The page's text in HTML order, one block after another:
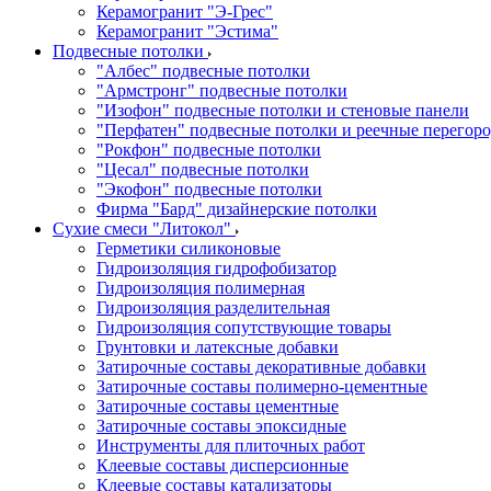
Керамогранит "Э-Грес"
Керамогранит "Эстима"
Подвесные потолки
"Албес" подвесные потолки
"Армстронг" подвесные потолки
"Изофон" подвесные потолки и стеновые панели
"Перфатен" подвесные потолки и реечные
"Рокфон" подвесные потолки
"Цесал" подвесные потолки
"Экофон" подвесные потолки
Фирма "Бард" дизайнерские потолки
Сухие смеси "Литокол"
Герметики силиконовые
Гидроизоляция гидрофобизатор
Гидроизоляция полимерная
Гидроизоляция разделительная
Гидроизоляция сопутствующие товары
Грунтовки и латексные добавки
Затирочные составы декоративные добавки
Затирочные составы полимерно-цементные
Затирочные составы цементные
Затирочные составы эпоксидные
Инструменты для плиточных работ
Клеевые составы дисперсионные
Клеевые составы катализаторы